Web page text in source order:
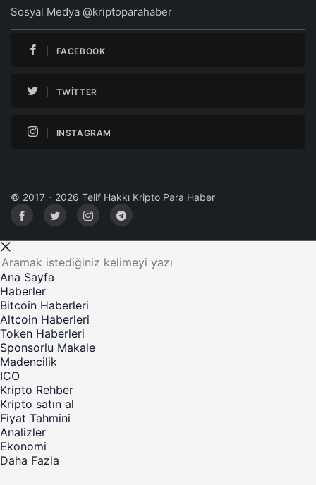
Sosyal Medya @kriptoparahaber
FACEBOOK
TWITTER
INSTAGRAM
© 2017 - 2026 Telif Hakkı Kripto Para Haber
Ana Sayfa
Haberler
Bitcoin Haberleri
Altcoin Haberleri
Token Haberleri
Sponsorlu Makale
Madencilik
ICO
Kripto Rehber
Kripto satın al
Fiyat Tahmini
Analizler
Ekonomi
Daha Fazla